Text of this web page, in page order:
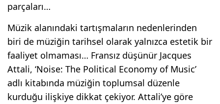
parçaları…
Müzik alanındaki tartışmaların nedenlerinden
biri de müziğin tarihsel olarak yalnızca estetik bir
faaliyet olmaması… Fransız düşünür Jacques
Attali, ‘Noise: The Political Economy of Music’
adlı kitabında müziğin toplumsal düzenle
kurduğu ilişkiye dikkat çekiyor. Attali’ye göre